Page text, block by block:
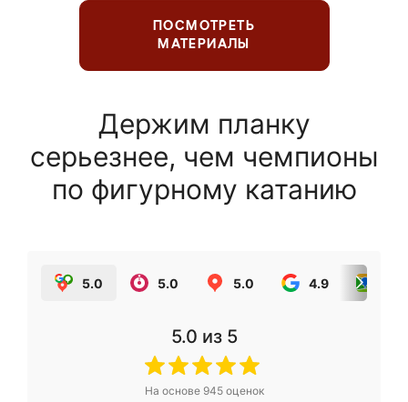
ПОСМОТРЕТЬ
МАТЕРИАЛЫ
Держим планку
серьезнее, чем чемпионы
по фигурному катанию
5.0 5.0 5.0 4.9
5.0 из 5
На основе 945оценок